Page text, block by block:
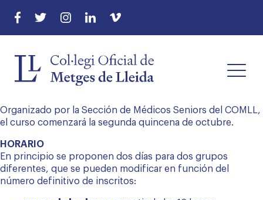
Organizado por la Sección de Médicos Seniors del COMLL,
el curso comenzará la segunda quincena de octubre.
HORARIO
En principio se proponen dos días para dos grupos
diferentes, que se pueden modificar en función del
número definitivo de inscritos: